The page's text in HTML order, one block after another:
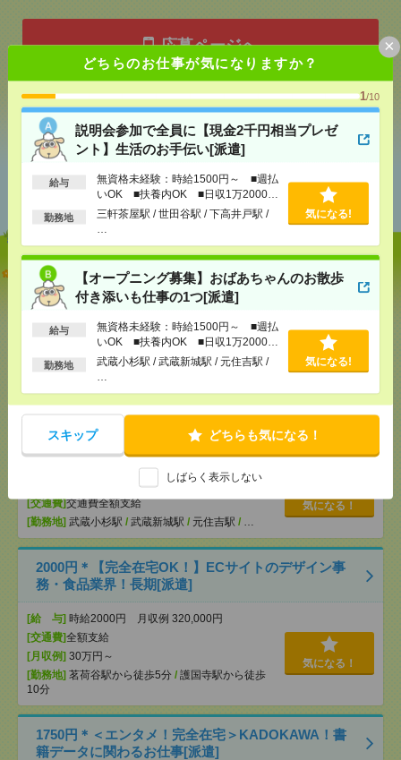
どちらのお仕事が気になりますか？
1/10
説明会参加で全員に【現金2千円相当プレゼ
ント】生活のお手伝い[派遣]
給与
無資格未経験：時給1500円～ ■週払
いOK ■扶養内OK ■日収1万2000円
以上
勤務地
三軒茶屋駅 / 世田谷駅 / 下高井戸駅 /
気になる!
【オープニング募集】おばあちゃんのお散歩
付き添いも仕事の1つ[派遣]
給与
無資格未経験：時給1500円～ ■週払
いOK ■扶養内OK ■日収1万2000円
以上
勤務地
武蔵小杉駅 / 武蔵新城駅 / 元住吉駅 /
気になる!
スキップ どちらも気になる！
しばらく表示しない
×
応募ページへ
気になる！
あなたの閲覧履歴からの
おすすめ
説明会参加で全員に【現金2千円相当プレゼント】生
活のお手伝い[派遣]
無資格未経験：時給1500円～ ■週払い
OK ■扶養内OK ■日収1万2000円以上
交通費全額支給
[勤務地]三軒茶屋駅
気になる！
【オープニング募集】おばあちゃんのお散歩付き添
いも仕事の1つ[派遣]
無資格未経験：時給1500円～ ■週払い
OK ■扶養内OK ■日収1万2000円以上
[交通費]交通費全額支給
[勤務地] 武蔵小杉駅 / 武蔵新城駅 / 元住吉駅 / …
気になる！
2000円＊【完全在宅OK！】ECサイトのデザイン事
務・食品業界！長期[派遣]
[給 与] 時給2000円 月収例 320,000円
[交通費]全額支給
[月収例] 30万円～
[勤務地] 茗荷谷駅から徒歩5分 / 護国寺駅から徒歩
10分
気になる！
1750円＊＜エンタメ！完全在宅＞KADOKAWA！書
籍データに関わるお仕事[派遣]